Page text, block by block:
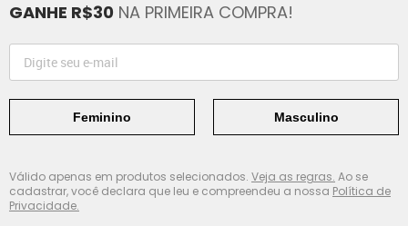
GANHE R$30 NA PRIMEIRA COMPRA!
Feminino Masculino
Válido apenas em produtos selecionados. Veja as regras. Ao se
cadastrar, você declara que leu e compreendeu a nossa Política de
Privacidade.